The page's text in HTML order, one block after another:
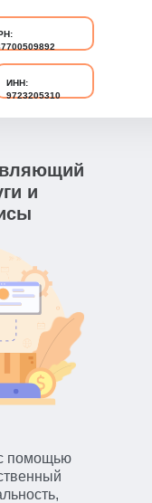
и
помощью
ИНН:
9723205310